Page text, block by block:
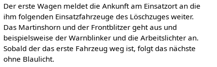
Der erste Wagen meldet die Ankunft am Einsatzort an die
ihm folgenden Einsatzfahrzeuge des Löschzuges weiter.
Das Martinshorn und der Frontblitzer geht aus und
beispielsweise der Warnblinker und die Arbeitslichter an.
Sobald der das erste Fahrzeug weg ist, folgt das nächste
ohne Blaulicht.